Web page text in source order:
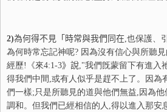
2)為何得不見「時常與我們同在,也保護、
為何時常忘記神呢? 因為沒有信心與所聽見
經歷!《來4:1-3》說,"我們旣蒙留下有進入
得我們中間,或有人似乎是趕不上了。因為
們一樣;只是所聽見的道與他們無益,因為
調和。但我們已經相信的人,得以進入那安